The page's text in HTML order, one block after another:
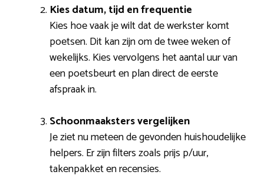
Kies datum, tijd en frequentie
Kies hoe vaak je wilt dat de werkster komt
poetsen. Dit kan zijn om de twee weken of
wekelijks. Kies vervolgens het aantal uur van
een poetsbeurt en plan direct de eerste
afspraak in.
Schoonmaaksters vergelijken
Je ziet nu meteen de gevonden huishoudelijke
helpers. Er zijn filters zoals prijs p/uur,
takenpakket en recensies.